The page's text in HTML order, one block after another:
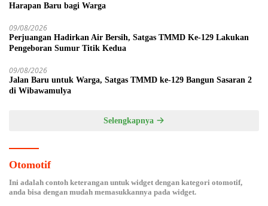
Harapan Baru bagi Warga
09/08/2026
Perjuangan Hadirkan Air Bersih, Satgas TMMD Ke-129 Lakukan
Pengeboran Sumur Titik Kedua
09/08/2026
Jalan Baru untuk Warga, Satgas TMMD ke-129 Bangun Sasaran 2
di Wibawamulya
Selengkapnya
Otomotif
Ini adalah contoh keterangan untuk widget dengan kategori otomotif,
anda bisa dengan mudah memasukkannya pada widget.